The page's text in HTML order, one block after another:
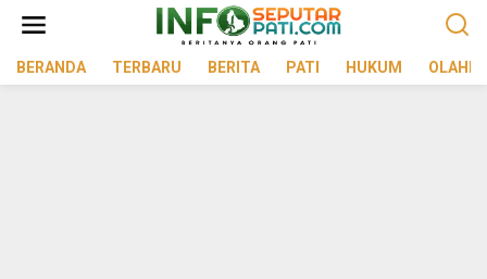
BERANDA
TERBARU BERITA PATI HUKUM